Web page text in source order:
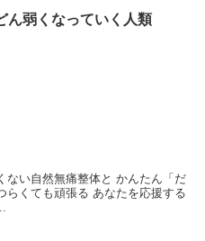
ん弱くなっていく人類
ない自然無痛整体と かんたん「だ
らくても頑張る あなたを応援する